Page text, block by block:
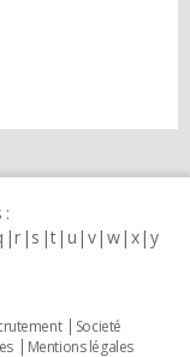
:
r s t u v w x y
Societé
Mentions légales